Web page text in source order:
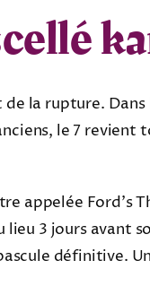
de la rupture.
le 7 revient
appelée Ford’s
3 jours avant
définitive.